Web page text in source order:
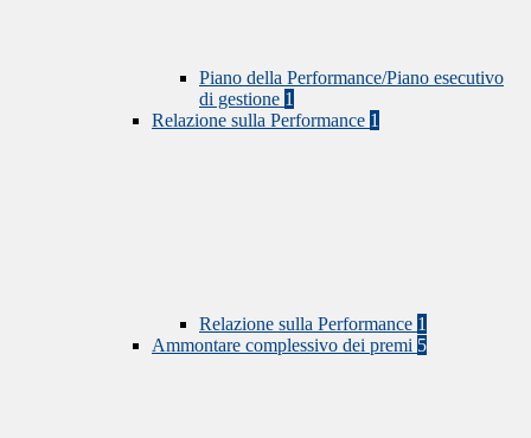
Piano della Performance/Piano esecutivo
di gestione 1
Relazione sulla Performance 1
Relazione sulla Performance 1
Ammontare complessivo dei premi 5